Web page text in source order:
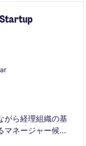
がら経理組織の基
マネージャー候補